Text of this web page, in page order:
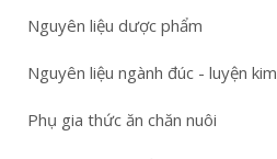
Nguyên liệu dược phẩm
Nguyên liệu ngành đúc - luyện kim
Phụ gia thức ăn chăn nuôi